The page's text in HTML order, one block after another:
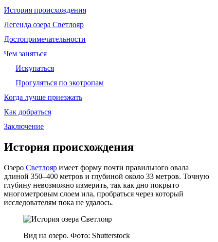
История происхождения
Легенда озера Светлояр
До­сто­при­ме­ча­тель­но­сти
Чем заняться
Искупаться
Прогуляться по экотропам
Когда лучше приезжать
Как добраться
Заключение
История происхождения
Озеро Светлояр имеет форму почти правильного овала
длиной 350–400 метров и глубиной около 33 метров. Точную
глубину невозможно измерить, так как дно покрыто
многометровым слоем ила, пробраться через который
исследователям пока не удалось.
Вид на озеро. Фото: Shutterstock